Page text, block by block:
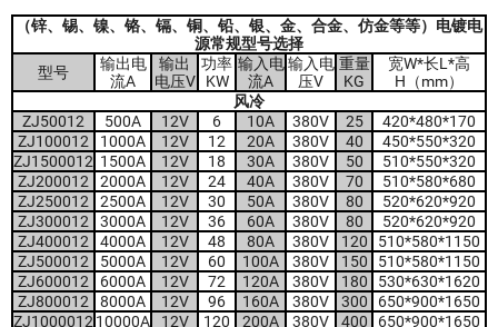
（锌、锡、镍、铬、镉、铜、铅、银、金、合金、仿金等等） 电镀电
源常规型号选择
型号
输出电
流A
输出
电压V
功率
KW
输入电
流A
输入电
压V
重量
KG
宽W*长L*高
H（mm）
风冷
ZJ50012
500A 12V 6 10A 380V 25
420*480*170
ZJ100012
1000A 12V 12 20A 380V 40
450*550*320
ZJ1500012 1500A 12V 18 30A 380V 50
510*550*320
ZJ200012
2000A 12V 24 40A 380V 70
510*580*680
ZJ250012
2500A 12V 30 50A 380V 80
520*620*920
ZJ300012
3000A 12V 36 60A 380V 80
520*620*920
ZJ400012
4000A 12V 48 80A 380V 120
510*580*1150
ZJ500012
5000A 12V 60 100A 380V 150
510*580*1150
ZJ600012
6000A 12V 72 120A 380V 180
530*630*1620
ZJ800012
8000A 12V 96 160A 380V 300
650*900*1650
ZJ100001210000A 12V 120 200A 380V 400 650*900*1650